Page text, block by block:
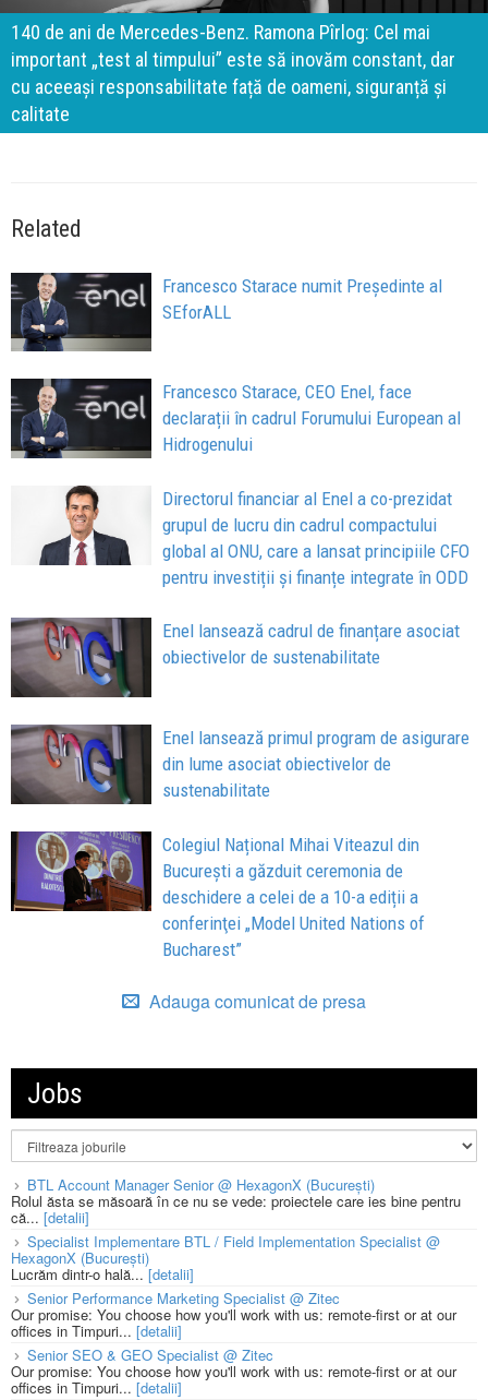
140 de ani de Mercedes-Benz. Ramona Pîrlog: Cel mai
important „test al timpului” este să inovăm constant, dar
cu aceeași responsabilitate față de oameni, siguranță și
calitate
Related
Francesco Starace numit Președinte al
SEforALL
Francesco Starace, CEO Enel, face
declarații în cadrul Forumului European al
Hidrogenului
Directorul financiar al Enel a co-prezidat
grupul de lucru din cadrul compactului
global al ONU, care a lansat principiile CFO
pentru investiții și finanțe integrate în ODD
Enel lansează cadrul de finanțare asociat
obiectivelor de sustenabilitate
Enel lansează primul program de asigurare
din lume asociat obiectivelor de
sustenabilitate
Colegiul Național Mihai Viteazul din
București a găzduit ceremonia de
deschidere a celei de a 10-a ediții a
conferinţei „Model United Nations of
Bucharest”
Adauga comunicat de presa
Jobs
BTL Account Manager Senior @ HexagonX (București)
Rolul ăsta se măsoară în ce nu se vede: proiectele care ies bine pentru
că... [detalii]
Specialist Implementare BTL / Field Implementation Specialist @
HexagonX (București)
Lucrăm dintr-o hală... [detalii]
Senior Performance Marketing Specialist @ Zitec
Our promise: You choose how you'll work with us: remote-first or at our
offices in Timpuri... [detalii]
Senior SEO & GEO Specialist @ Zitec
Our promise: You choose how you'll work with us: remote-first or at our
offices in Timpuri... [detalii]